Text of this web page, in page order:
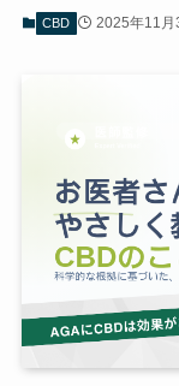
CBD 2025年11月